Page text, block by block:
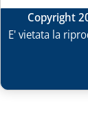
Copyright
E' vietata la